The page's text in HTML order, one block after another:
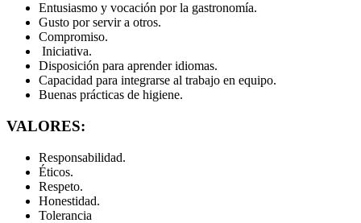
Entusiasmo y vocación por la gastronomía.
Gusto por servir a otros.
Compromiso.
Iniciativa.
Disposición para aprender idiomas.
Capacidad para integrarse al trabajo en equipo.
Buenas prácticas de higiene.
VALORES:
Responsabilidad.
Éticos.
Respeto.
Honestidad.
Tolerancia